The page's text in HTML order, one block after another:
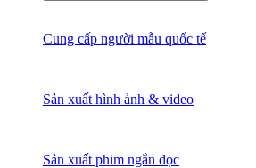
Cung cấp người mẫu quốc tế
Sản xuất hình ảnh & video
Sản xuất phim ngắn dọc